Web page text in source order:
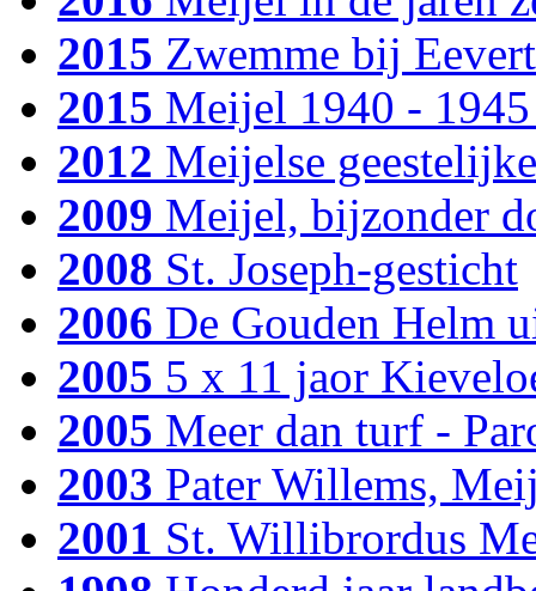
2015 Zwemme bij Eevert
2015 Meijel 1940 -
2012 Meijelse
2009 Meijel, bijzonder
2008 St. Joseph-gesticht
2006 De Gouden Helm
2005 5 x 11 jaor
2005 Meer dan turf -
2003 Pater Willems,
2001 St. Willibrordus